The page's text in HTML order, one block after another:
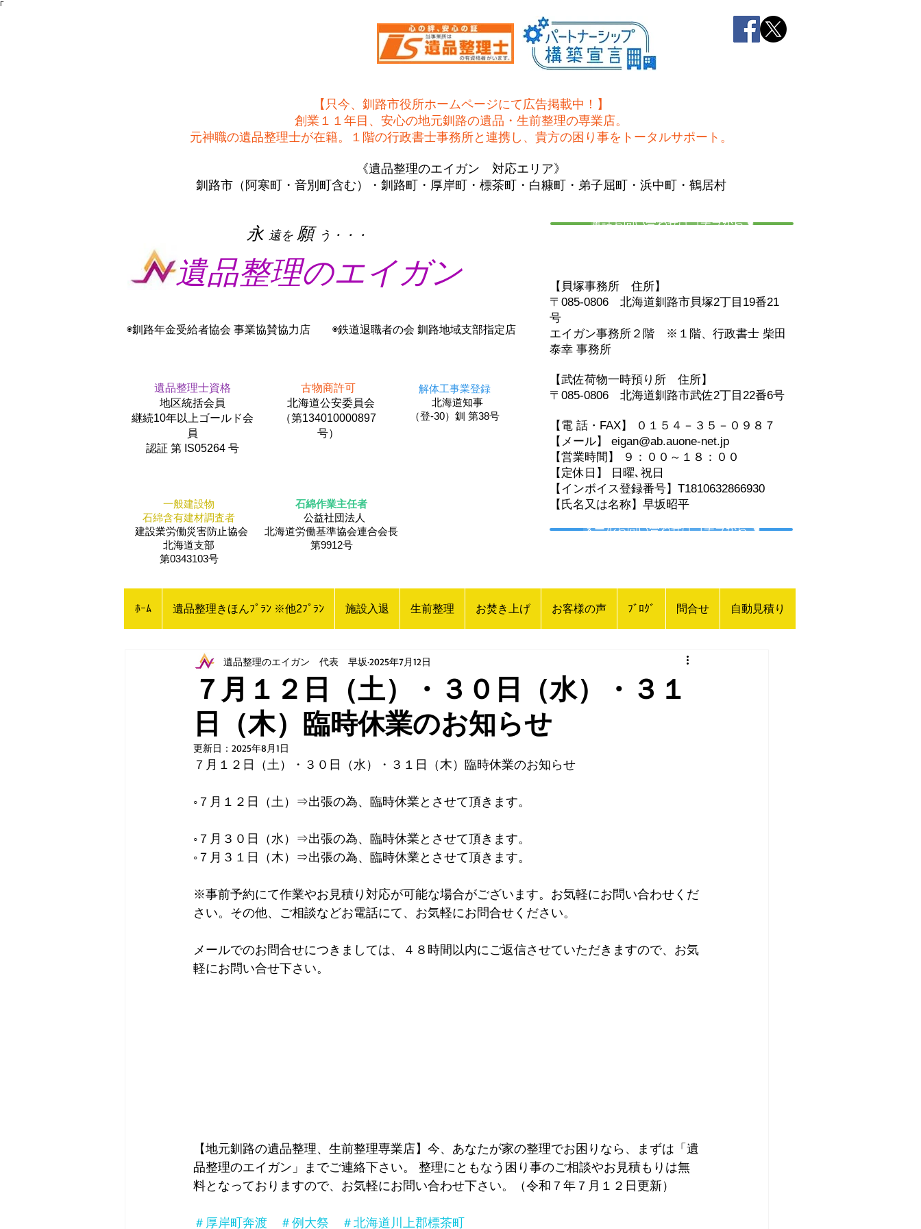
Γ
【只今、釧路市役所ホームページにて広告掲載中！】
創業１１年目、安心の地元釧路の遺品・生前整理の専業店。
​元神職の遺品整理士が在籍。１階の行政書士事務所と連携し、貴方の困り事をトータルサポート。
《遺品整理のエイガン 対応エリア》
釧路市（阿寒町・音別町含む）・釧路町・厚岸町・標茶町・白糠町・弟子屈町・浜中町・鶴居村
​永 遠を 願 う・・・
遺品整理のエイガン
◉釧路年金受給者協会 事業協賛協力店 ◉鉄道退職者の会 釧路地域支部指定店
遺品整理士資格
地区統括会員
​継続10年以上ゴールド会
員
認証 第 IS05264 号
古物商許可
北海道公安委員会
（第134010000897
号）
解体工事業登録
北海道知事
（登-30）釧 第38号
一般建設物
石綿含有建材調査者
建設業労働災害防止協会
北海道支部
第0343103号
石綿作業主任者
公益社団法人
​北海道労働基準協会連合会長
第9912号
電話お問い合わせはコチラから☚
【貝塚事務所 住所】
〒085-0806 北海道釧路市貝塚2丁目19番21
号
エイガン事務所２階
※１階、 行政書士 柴田
泰幸 事務所
【武佐荷物一時預り所 住所】
〒085-0806 北海道釧路市武佐2丁目22番6号
【電 話・FAX】 ０１５４－３５－０９８７
【メール】 eigan@ab.auone-net.jp
【営業時間】 ９：００～１８：００
【定休日】 日曜､祝日
【インボイス登録番号】T1810632866930
【氏名又は名称】早坂昭平
メールお問い合わせはコチラから ☚
ﾎｰﾑ 遺品整理きほんﾌﾟﾗﾝ ※他2ﾌﾟﾗﾝ 施設入退 生前整理 お焚き上げ お客様の声 ﾌﾞﾛｸﾞ 問合せ 自動見積り
７月１２日（土）・３０日（水）・３１
日（木）臨時休業のお知らせ
遺品整理のエイガン 代表 早坂 2025年7月12日
更新日： 2025年8月1日
７月１２日（土）・３０日（水）・３１日（木）臨時休業のお知らせ
◦７月１２日（土）⇒出張の為、臨時休業とさせて頂きます。
◦７月３０日（水）⇒出張の為、臨時休業とさせて頂きます。
◦７月３１日（木）⇒出張の為、臨時休業とさせて頂きます。
※事前予約にて作業やお見積り対応が可能な場合がございます。お気軽にお問い合わせくだ
さい。その他、ご相談などお電話にて、お気軽にお問合せください。
メールでのお問合せにつきましては、４８時間以内にご返信させていただきますので、お気
軽にお問い合せ下さい。
【地元釧路の遺品整理、生前整理専業店】今、あなたが家の整理でお困りなら、まずは「遺
品整理のエイガン」までご連絡下さい。 整理にともなう困り事のご相談やお見積もりは無
料となっておりますので、お気軽にお問い合わせ下さい。
（令和７年７月１２日更新）
＃厚岸町奔渡　＃例大祭　＃北海道川上郡標茶町